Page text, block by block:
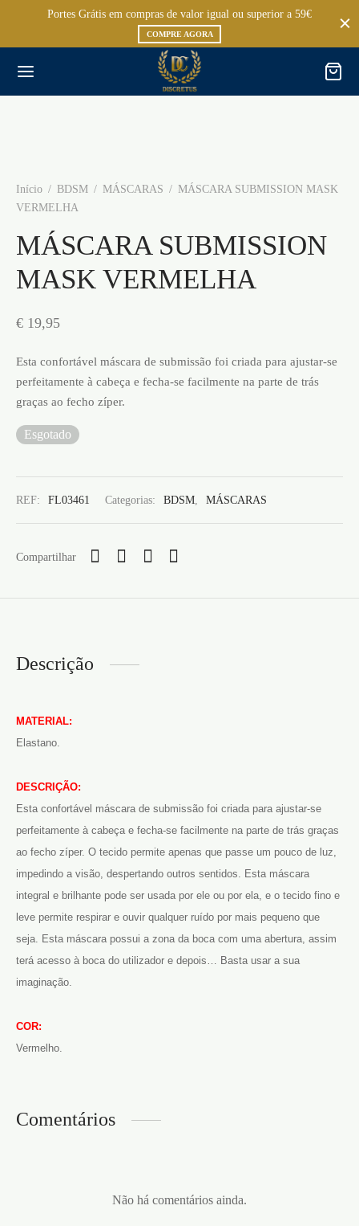
Portes Grátis em compras de valor igual ou superior a 59€
COMPRE AGORA
Início / BDSM / MÁSCARAS / MÁSCARA SUBMISSION MASK
VERMELHA
MÁSCARA SUBMISSION
MASK VERMELHA
€ 19,95
Esta confortável máscara de submissão foi criada para ajustar-se
perfeitamente à cabeça e fecha-se facilmente na parte de trás
graças ao fecho zíper.
Esgotado
REF: FL03461 Categorias: BDSM, MÁSCARAS
Compartilhar
Descrição
MATERIAL:
Elastano.
DESCRIÇÃO:
Esta confortável máscara de submissão foi criada para ajustar-se
perfeitamente à cabeça e fecha-se facilmente na parte de trás graças
ao fecho zíper. O tecido permite apenas que passe um pouco de luz,
impedindo a visão, despertando outros sentidos. Esta máscara
integral e brilhante pode ser usada por ele ou por ela, e o tecido fino e
leve permite respirar e ouvir qualquer ruído por mais pequeno que
seja. Esta máscara possui a zona da boca com uma abertura, assim
terá acesso à boca do utilizador e depois… Basta usar a sua
imaginação.
COR:
Vermelho.
Comentários
Não há comentários ainda.